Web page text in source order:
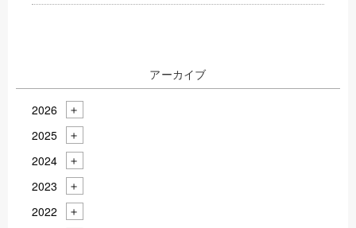
アーカイブ
2026
2025
2024
2023
2022